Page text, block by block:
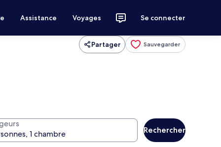
Assistance Voyages Se connecter
Partager Sauvegarder
Rechercher